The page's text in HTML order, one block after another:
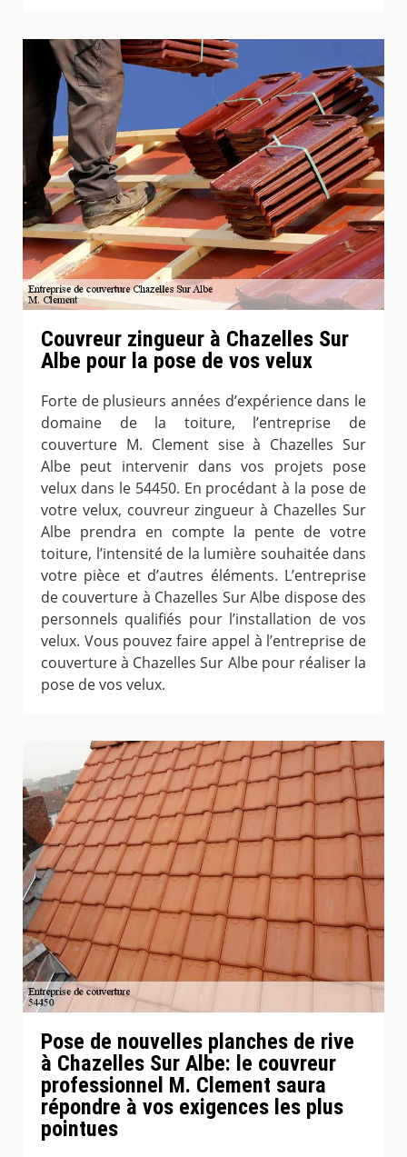
Couvreur zingueur à Chazelles Sur
Albe pour la pose de vos velux
Forte de plusieurs années d’expérience dans le
domaine de la toiture, l’entreprise de
couverture M. Clement sise à Chazelles Sur
Albe peut intervenir dans vos projets pose
velux dans le 54450. En procédant à la pose de
votre velux, couvreur zingueur à Chazelles Sur
Albe prendra en compte la pente de votre
toiture, l’intensité de la lumière souhaitée dans
votre pièce et d’autres éléments. L’entreprise
de couverture à Chazelles Sur Albe dispose des
personnels qualifiés pour l’installation de vos
velux. Vous pouvez faire appel à l’entreprise de
couverture à Chazelles Sur Albe pour réaliser la
pose de vos velux.
Pose de nouvelles planches de rive
à Chazelles Sur Albe: le couvreur
professionnel M. Clement saura
répondre à vos exigences les plus
pointues